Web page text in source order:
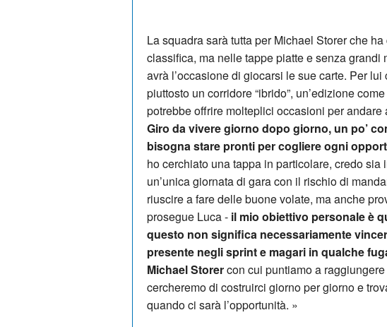
La squadra sarà tutta per Michael Storer che
classifica, ma nelle tappe piatte e senza grandi
avrà l’occasione di giocarsi le sue carte. Per
piuttosto un corridore “ibrido”, un’edizione
potrebbe offrire molteplici occasioni per andare
Giro da vivere giorno dopo giorno, un po’
bisogna stare pronti per cogliere ogni
ho cerchiato una tappa in particolare, credo
un’unica giornata di gara con il rischio di
riuscire a fare delle buone volate, ma anche
prosegue Luca - il mio obiettivo personale è
questo non significa necessariamente
presente negli sprint e magari in qualche
Michael Storercon cui puntiamo a
cercheremo di costruirci giorno per giorno e
quando ci sarà l’opportunità. »